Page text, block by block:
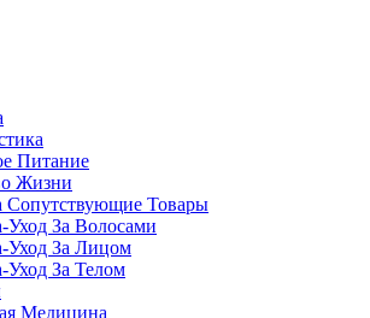
Питание
Жизни
Сопутствующие Товары
Уход За Волосами
Уход За Лицом
Уход За Телом
Медицина